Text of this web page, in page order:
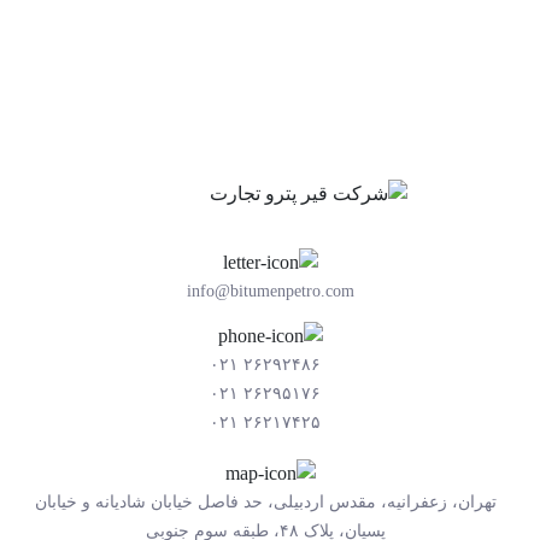
info@bitumenpetro.com
۲۶۲۹۲۴۸۶ ۰۲۱
۲۶۲۹۵۱۷۶ ۰۲۱
۲۶۲۱۷۴۲۵ ۰۲۱
تهران، زعفرانیه، مقدس اردبیلی، حد فاصل خیابان شادیانه و خیابان
پسیان، پلاک ۴۸، طبقه سوم جنوبی